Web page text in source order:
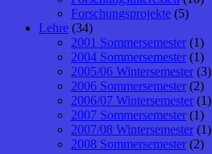
Forschungsprojekte (5)
Lehre (34)
2001 Sommersemester (1)
2004 Sommersemester (1)
2005/06 Wintersemester (3)
2006 Sommersemester (2)
2006/07 Wintersemester (1)
2007 Sommersemester (1)
2007/08 Wintersemester (1)
2008 Sommersemester (2)